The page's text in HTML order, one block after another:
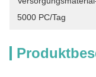
5000 PC/Tag